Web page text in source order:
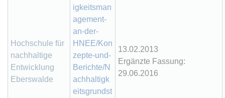
Hochschule für
nachhaltige
Entwicklung
Eberswalde
igkeitsman
agement-
an-der-
HNEE/Kon
zepte-und-
Berichte/N
achhaltigk
eitsgrundst
13.02.2013
Ergänzte Fassung:
29.06.2016